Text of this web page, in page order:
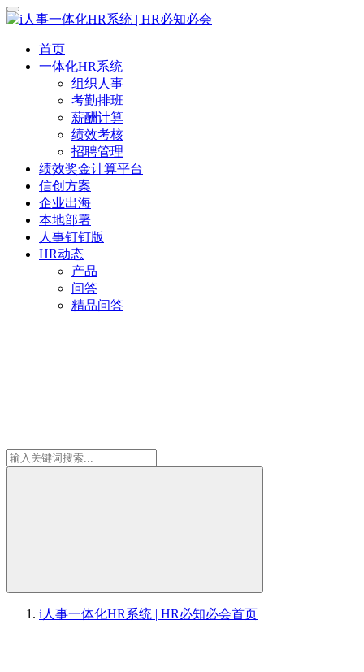
首页
一体化HR系统
组织人事
考勤排班
薪酬计算
绩效考核
招聘管理
绩效奖金计算平台
信创方案
企业出海
本地部署
人事钉钉版
HR动态
产品
问答
精品问答
i人事一体化HR系统 | HR必知必会首页